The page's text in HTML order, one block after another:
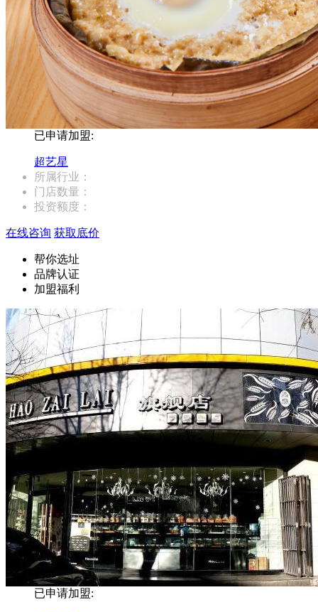
已申请加盟:
超艺星
所属行业：
门店数量：
投资额度：
在线咨询 获取底价
帮你选址
品牌认证
加盟福利
已申请加盟: